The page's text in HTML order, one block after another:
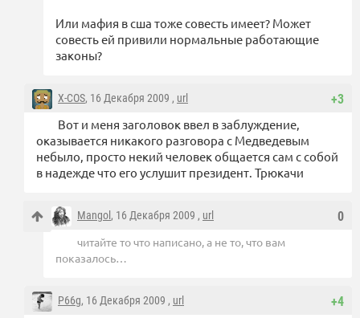
Или мафия в сша тоже совесть имеет? Может
совесть ей привили нормальные работающие
законы?
+3
X-COS, 16 Декабря 2009 , url
Вот и меня заголовок ввел в заблуждение,
оказывается никакого разговора с Медведевым
небыло, просто некий человек общается сам с собой
в надежде что его услушит президент. Трюкачи
0
Mangol , 16 Декабря 2009 , url
читайте то что написано, а не то, что вам
показалось…
+4
P66g, 16 Декабря 2009 , url